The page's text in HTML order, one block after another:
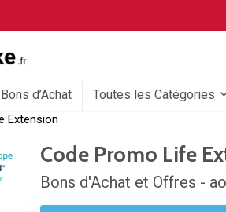
d’Achat Toutes les Catégories
Extension
Code Promo Life
Bons d'Achat et Offres -